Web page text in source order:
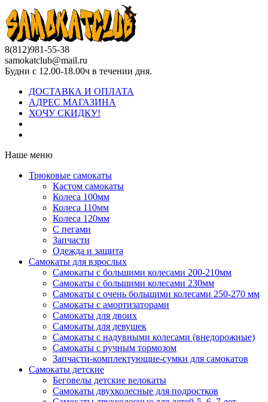
8(812)981-55-38
samokatclub@mail.ru
Будни с 12.00-18.00ч в течении дня.
ДОСТАВКА И ОПЛАТА
АДРЕС МАГАЗИНА
ХОЧУ СКИДКУ!
Наше меню
Трюковые самокаты
Кастом самокаты
Колеса 100мм
Колеса 110мм
Колеса 120мм
С пегами
Запчасти
Одежда и защита
Самокаты для взрослых
Самокаты с большими колесами 200-210мм
Самокаты с большими колесами 230мм
Самокаты с очень большими колесами 250-270 мм
Самокаты с амортизаторами
Самокаты для двоих
Самокаты для девушек
Самокаты с надувными колесами (внедорожные)
Самокаты с ручным тормозом
Запчасти-комплектующие-сумки для самокатов
Самокаты детские
Беговелы детские велокаты
Самокаты двухколесные для подростков